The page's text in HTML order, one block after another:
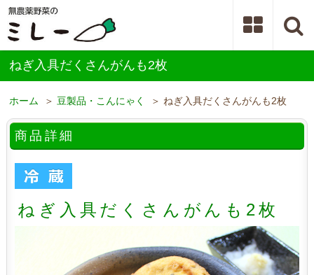
ねぎ入具だくさんがんも2枚
ホーム ＞豆製品・こんにゃく ＞ ねぎ入具だくさんがんも2枚
商品詳細
ねぎ入具だくさんがんも2枚